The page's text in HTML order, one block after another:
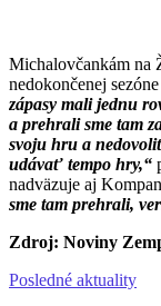
Michalovčankám na
nedokončenej
zápasy mali jednu
a prehrali sme tam
svoju hru a
udávať tempo hry,“
nadväzuje aj
sme tam prehrali,
Zdroj: Noviny
Posledné aktuality